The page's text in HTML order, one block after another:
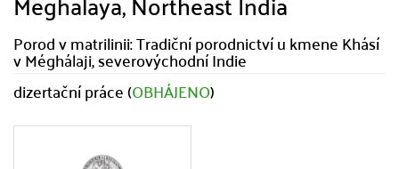
Porod v matrilinii: Tradiční porodnictví u kmene Khásí
v Méghálaji, severovýchodní Indie
dizertační práce (OBHÁJENO)